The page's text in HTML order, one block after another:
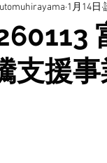
支援事
1月14日